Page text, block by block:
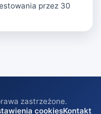
przez 30
zastrzeżone.
cookiesKontakt